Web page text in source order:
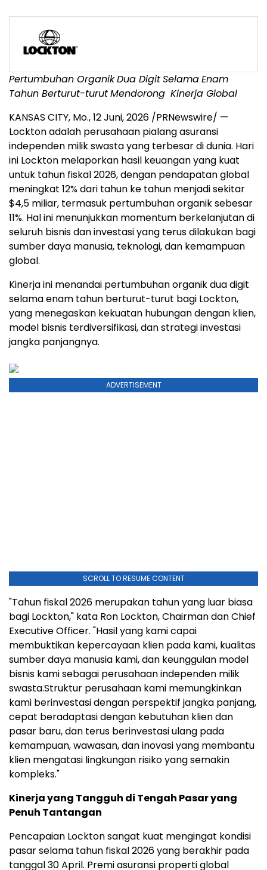
Pertumbuhan OrganikDua DigitSelamaEnam
Tahun Berturut-turutMendorong Kinerja Global
KANSAS CITY, Mo.,12 Juni, 2026 /PRNewswire/ —
Lockton adalah perusahaan pialang asuransi
independen milik swasta yang terbesar di dunia. Hari
ini Lockton melaporkan hasil keuangan yang kuat
untuk tahun fiskal 2026, dengan pendapatan global
meningkat 12% dari tahun ke tahun menjadi sekitar
$4,5 miliar, termasuk pertumbuhan organik sebesar
11%. Hal ini menunjukkan momentum berkelanjutan di
seluruh bisnis dan investasi yang terus dilakukan bagi
sumber daya manusia, teknologi, dan kemampuan
global.
Kinerja ini menandai pertumbuhan organik dua digit
selama enam tahun berturut-turut bagi Lockton,
yang menegaskan kekuatan hubungan dengan klien,
model bisnis terdiversifikasi, dan strategi investasi
jangka panjangnya.
ADVERTISEMENT
SCROLL TO RESUME CONTENT
"Tahun fiskal 2026 merupakan tahun yang luar biasa
bagi Lockton," kata Ron Lockton, Chairman dan Chief
Executive Officer. "Hasil yang kami capai
membuktikan kepercayaan klien pada kami, kualitas
sumber daya manusia kami, dan keunggulan model
bisnis kami sebagai perusahaan independen milik
swasta.Struktur perusahaan kami memungkinkan
kami berinvestasi dengan perspektif jangka panjang,
cepat beradaptasi dengan kebutuhan klien dan
pasar baru, dan terus berinvestasi ulang pada
kemampuan, wawasan, dan inovasi yang membantu
klien mengatasi lingkungan risiko yang semakin
kompleks."
Kinerja yang Tangguh di Tengah Pasar yang
Penuh Tantangan
Pencapaian Lockton sangat kuat mengingat kondisi
pasar selama tahun fiskal 2026 yang berakhir pada
tanggal 30 April. Premi asuransi properti global